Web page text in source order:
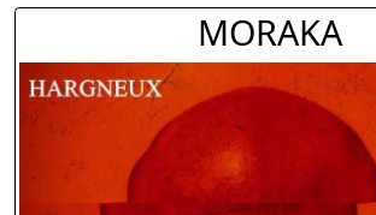
MORAKA